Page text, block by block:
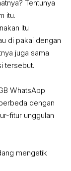
Tentunya
itu.
itu
di pakai dengan
juga sama
tersebut.
WhatsApp
dengan
fitur unggulan
mengetik